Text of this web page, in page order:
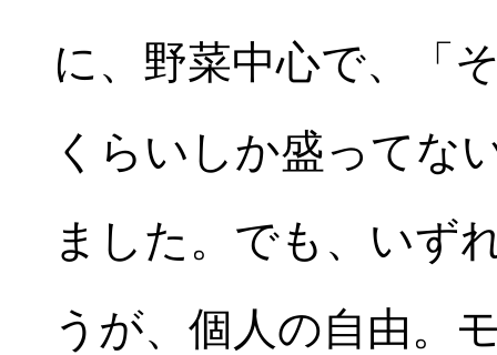
に、野菜中心で、「
くらいしか盛ってな
ました。でも、いず
うが、個人の自由。